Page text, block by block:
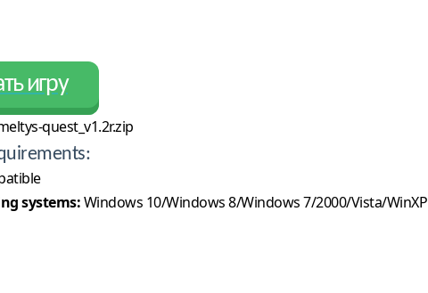
игру
quest_v1.2r.zip
systems:Windows 10/Windows 8/Windows 7/2000/Vista/WinXP